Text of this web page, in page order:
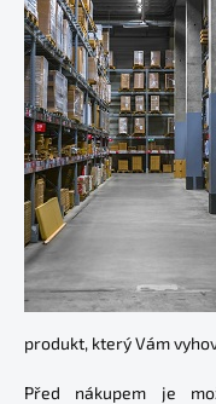
produkt, který Vám
Před nákupem je